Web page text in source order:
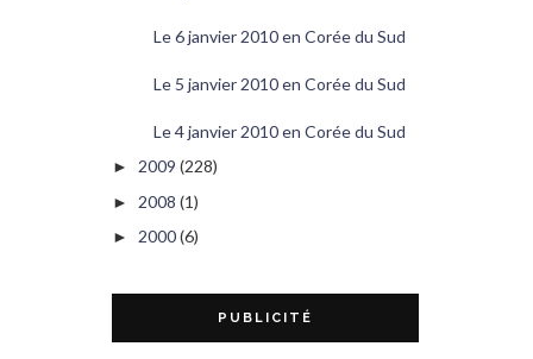
Le 6 janvier 2010 en Corée du Sud
Le 5 janvier 2010 en Corée du Sud
Le 4 janvier 2010 en Corée du Sud
► 2009 (228)
► 2008 (1)
► 2000(6)
PUBLICITÉ